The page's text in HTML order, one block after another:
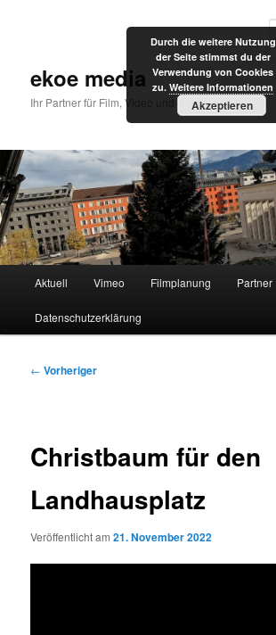
ekoe media
Ihr Partner für Film, Video und Internet
Aktuell Vimeo Filmplanung Partner
Datenschutzerklärung
Beitragsnavigation
← Vorheriger
Christbaum für den
Landhausplatz
Veröffentlicht am21. November 2022
Durch die weitere Nutzung
der Seite stimmst du der
Verwendung von Cookies
zu. Weitere Informationen
Akzeptieren